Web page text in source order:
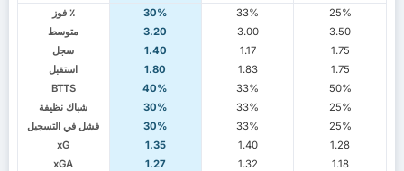
٪ فوز
30% 33%
25%
متوسط
3.20 3.00
3.50
سجل
1.40 1.17
1.75
استقبل
1.80 1.83
1.75
BTTS
40% 33%
50%
شباك نظيفة
30% 33%
25%
فشل في التسجيل
30% 33%
25%
xG
1.35 1.40
1.28
xGA
1.27 1.32 1.18